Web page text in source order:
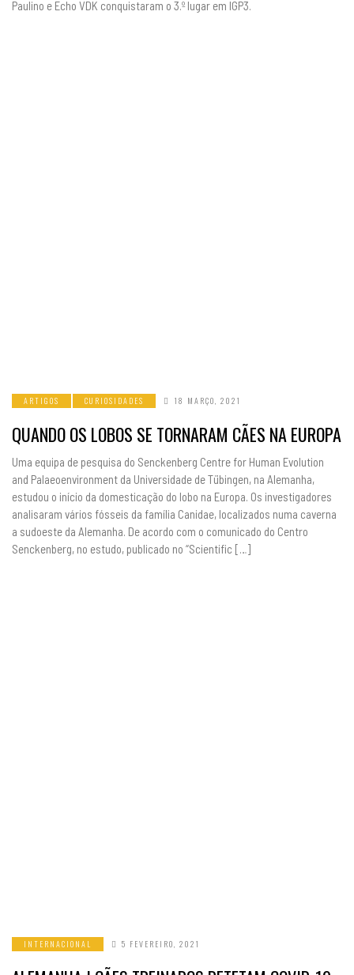
Paulino e Echo VDK conquistaram o 3.º lugar em IGP3.
ARTIGOS CURIOSIDADES 18 MARÇO, 2021
QUANDO OS LOBOS SE TORNARAM CÃES NA EUROPA
Uma equipa de pesquisa do Senckenberg Centre for Human Evolution
and Palaeoenvironment da Universidade de Tübingen, na Alemanha,
estudou o início da domesticação do lobo na Europa. Os investigadores
analisaram vários fósseis da família Canidae, localizados numa caverna
a sudoeste da Alemanha. De acordo com o comunicado do Centro
Senckenberg, no estudo, publicado no “Scientific […]
INTERNACIONAL 5 FEVEREIRO, 2021